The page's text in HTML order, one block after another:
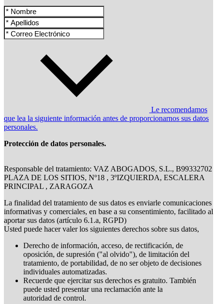
Le recomendamos
que lea la siguiente información antes de proporcionarnos sus datos
personales.
Protección de datos personales.
Responsable del tratamiento: VAZ ABOGADOS, S.L., B99332702
PLAZA DE LOS SITIOS, Nº18 , 3ºIZQUIERDA, ESCALERA
PRINCIPAL , ZARAGOZA
La finalidad del tratamiento de sus datos es enviarle comunicaciones
informativas y comerciales, en base a su consentimiento, facilitado al
aportar sus datos (artículo 6.1.a, RGPD)
Usted puede hacer valer los siguientes derechos sobre sus datos,
Derecho de información, acceso, de rectificación, de
oposición, de supresión ("al olvido"), de limitación del
tratamiento, de portabilidad, de no ser objeto de decisiones
individuales automatizadas.
Recuerde que ejercitar sus derechos es gratuito. También
puede usted presentar una reclamación ante la
autoridad de control.